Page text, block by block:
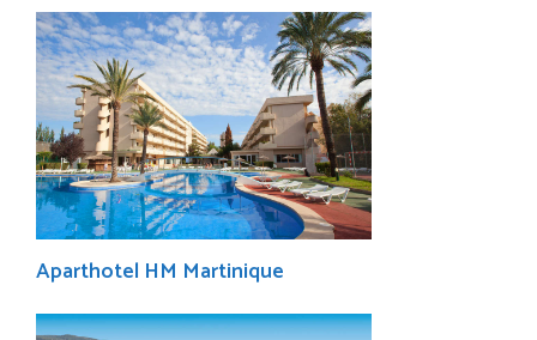
Aparthotel HM Martinique